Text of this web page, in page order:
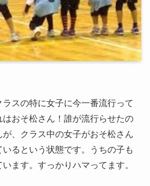
ラスの特に女子に今一番流行って
おそ松さん！誰が流行らせたの
が、クラス中の女子がおそ松さん
いるという状態です。うちの子も
ます。すっかりハマってます。